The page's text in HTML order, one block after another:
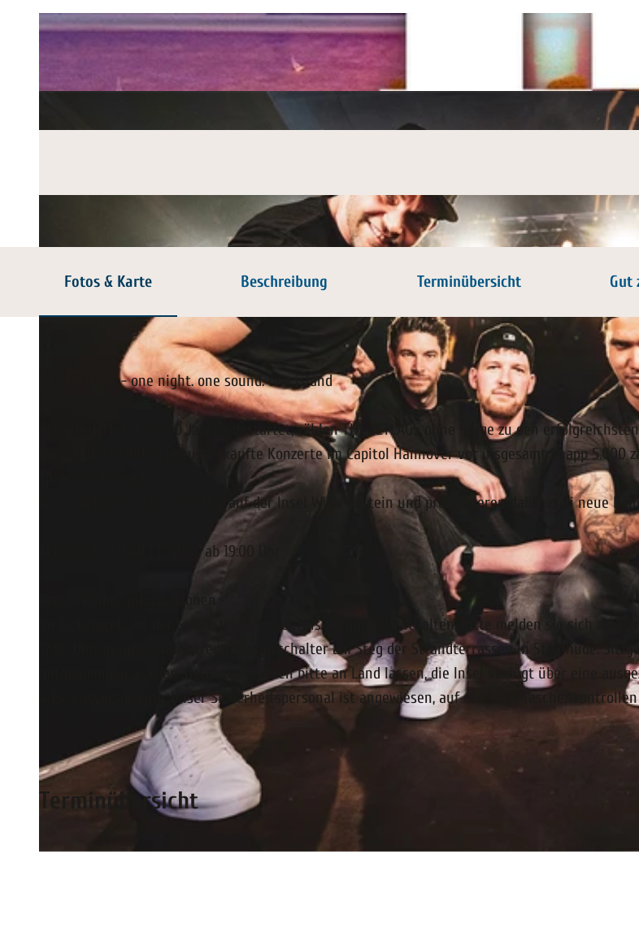
© Block Musik |
Fotos & Karte Beschreibung Terminübersicht Gut
THE JETLAGS - one night. one sound. one island
Als Schülerband vor 20 Jahren gestartet, zählen THE JETLAGS ohne Frage zu den
Norddeutschland. Drei ausverkaufte Konzerte im Capitol Hannover vor insgesamt knapp 5.000
Nun spielen sie das erste Mal auf der Insel Wilhelmstein und präsentieren dabei zwei neue
14.08.2026 - 21:00 | Einlass ab 19:00 Uhr
Preis-/Einlassinformationen
Im Ticketpreis ist der Schiffstransfer von/bis Steinhude enthalten. Bitte melden sie sich am
17.00 Uhr an unserem Akkreditierungsschalter am Steg der Strandterrassen in Steinhude.
mitgenommen werden. Getränke & Essen bitte an Land lassen, die Insel verfügt über eine
& Essensversorgung. Unser Sicherheitspersonal ist angewiesen, auf der Insel Taschenkontrollen
Terminübersicht